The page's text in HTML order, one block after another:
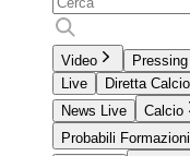
Video Pressing
Live
Diretta Calcio
News Live
Calcio
Probabili Formazioni